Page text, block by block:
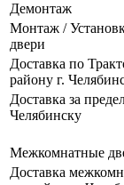
Демонтаж
Монтаж /
двери
Доставка по
району г.
Доставка за
Челябинску
Межкомнатные
Доставка